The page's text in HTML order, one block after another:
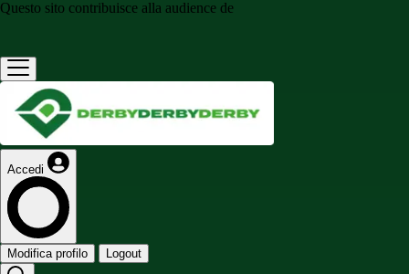
Questo sito contribuisce alla audience de
Accedi
Modifica profilo Logout